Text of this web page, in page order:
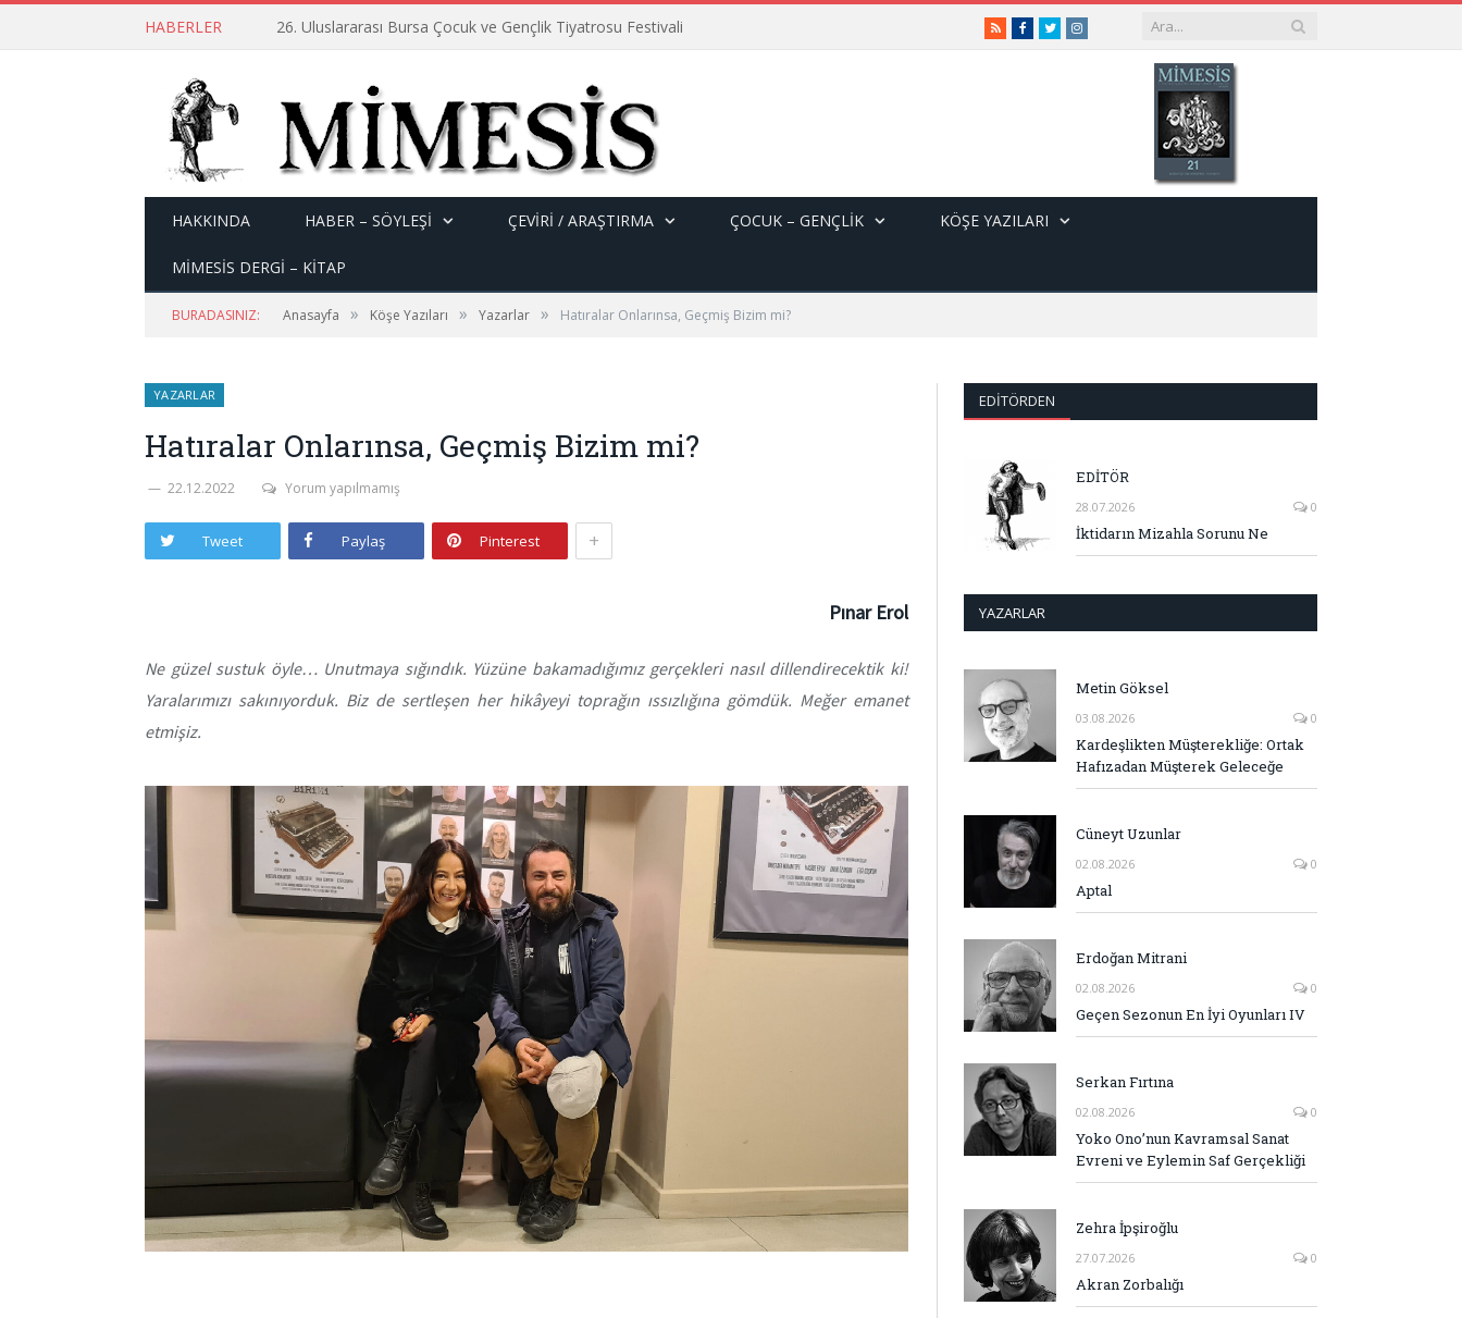
HABERLER 26. Uluslararası Bursa Çocuk ve Gençlik Tiyatrosu Festivali RSSFacebook
TwitterInstagram
HAKKINDA HABER – SÖYLEŞI ÇEVİRİ / ARAŞTIRMA ÇOCUK – GENÇLIK KÖŞE YAZILARI
MİMESİS DERGİ – KİTAP
BURADASINIZ: Anasayfa » Köşe Yazıları » Yazarlar » Hatıralar Onlarınsa, Geçmiş Bizim mi?
YAZARLAR
Hatıralar Onlarınsa, Geçmiş Bizim mi?
22.12.2022 Yorum yapılmamış
Tweet Paylaş Pinterest +
Pınar Erol
Ne güzel sustuk öyle… Unutmaya sığındık. Yüzüne bakamadığımız gerçekleri nasıl dillendirecektik ki!
Yaralarımızı sakınıyorduk. Biz de sertleşen her hikâyeyi toprağın ıssızlığına gömdük. Meğer emanet
etmişiz.
EDITÖRDEN
EDİTÖR
28.07.2026 0
İktidarın Mizahla Sorunu Ne
YAZARLAR
Metin Göksel
03.08.2026 0
Kardeşlikten Müşterekliğe: Ortak
Hafızadan Müşterek Geleceğe
Cüneyt Uzunlar
02.08.2026 0
Aptal
Erdoğan Mitrani
02.08.2026 0
Geçen Sezonun En İyi Oyunları IV
Serkan Fırtına
02.08.2026 0
Yoko Ono’nun Kavramsal Sanat
Evreni ve Eylemin Saf Gerçekliği
Zehra İpşiroğlu
27.07.2026 0
Akran Zorbalığı